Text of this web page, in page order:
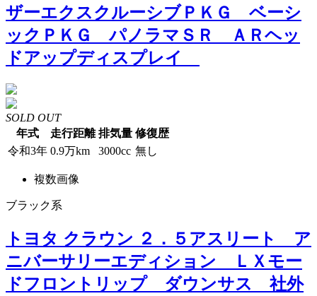
ザーエクスクルーシブＰＫＧ ベーシ
ックＰＫＧ パノラマＳＲ ＡＲヘッ
ドアップディスプレイ
SOLD OUT
年式
走行距離 排気量 修復歴
令和3年 0.9万km 3000cc 無し
複数画像
ブラック系
トヨタ クラウン ２．５アスリート ア
ニバーサリーエディション ＬＸモー
ドフロントリップ ダウンサス 社外